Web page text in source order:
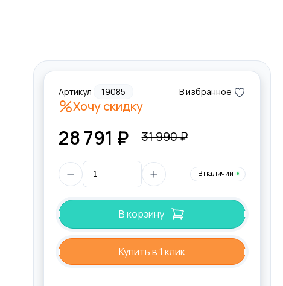
Артикул 19085
Хочу скидку
В избранное
28 791 ₽ 31 990 ₽
В наличии
В корзину
Купить в 1 клик